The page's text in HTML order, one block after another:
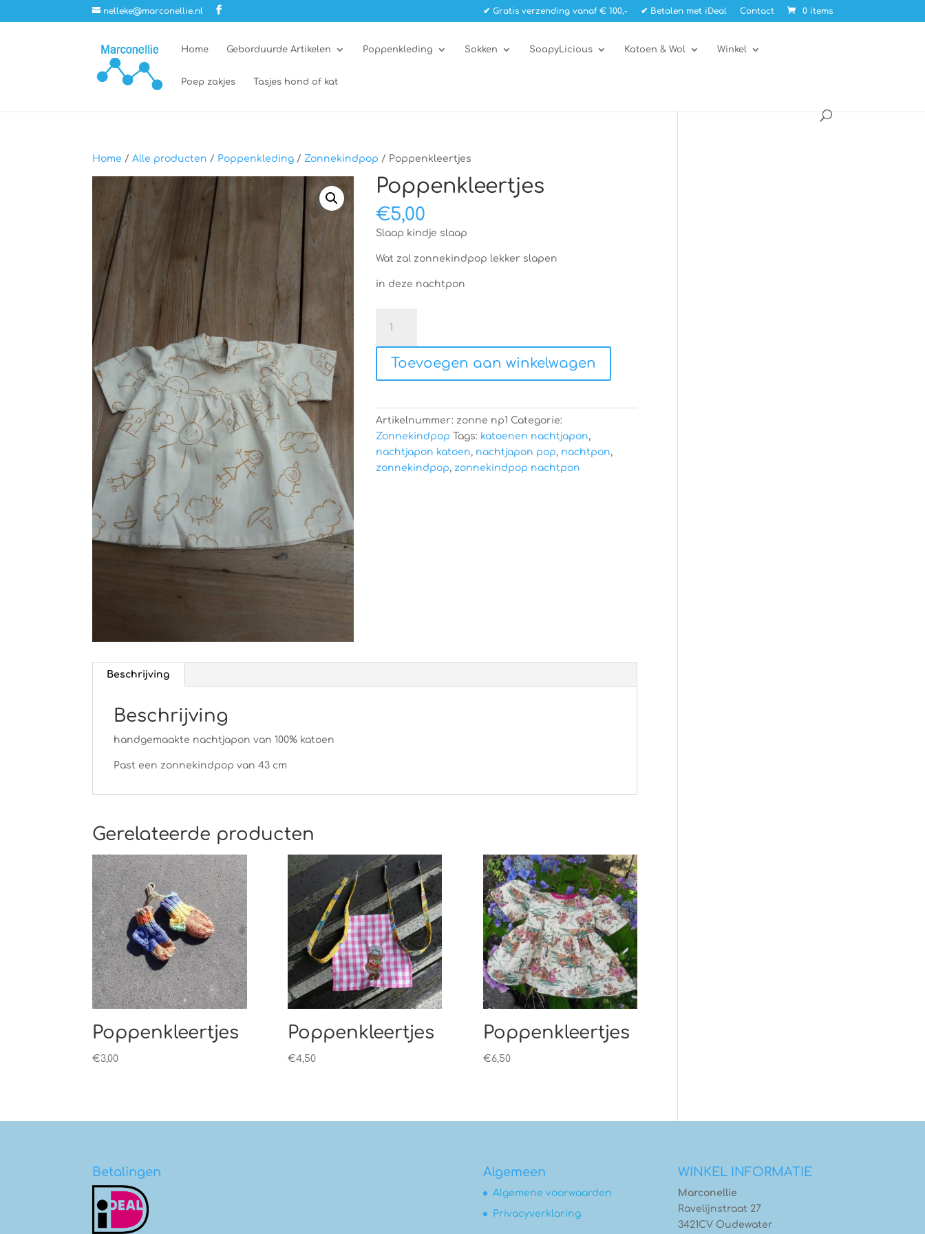
nelleke@marconellie.nl ✔ Gratis verzending vanaf € 100,- ✔ Betalen met iDeal Contact 0 items
Home Geborduurde Artikelen Poppenkleding Sokken SoapyLicious Katoen & Wol Winkel
Poep zakjes Tasjes hond of kat
Home /Alle producten / Poppenkleding /Zonnekindpop / Poppenkleertjes
Poppenkleertjes
€5,00
Slaap kindje slaap
Wat zal zonnekindpop lekker slapen
in deze nachtpon
aantal
Toevoegen aan winkelwagen
Artikelnummer: zonne np1 Categorie:
Zonnekindpop Tags: katoenen nachtjapon,
nachtjapon katoen, nachtjapon pop, nachtpon,
zonnekindpop, zonnekindpop nachtpon
Beschrijving
Beschrijving
handgemaakte nachtjapon van 100% katoen
Past een zonnekindpop van 43 cm
Gerelateerde producten
Poppenkleertjes
€3,00
Poppenkleertjes
€4,50
Poppenkleertjes
€6,50
Betalingen Algemeen
Algemene voorwaarden
Privacyverklaring
WINKEL INFORMATIE
Marconellie
Ravelijnstraat 27
3421CV Oudewater